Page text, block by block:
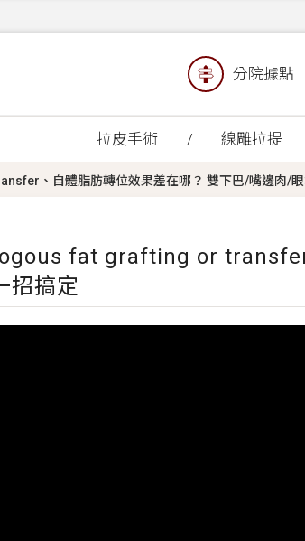
分院據點
拉皮手術 線雕拉提
、自體脂肪轉位效果差在哪？ 雙下巴/嘴邊肉/
fat grafting or
招搞定